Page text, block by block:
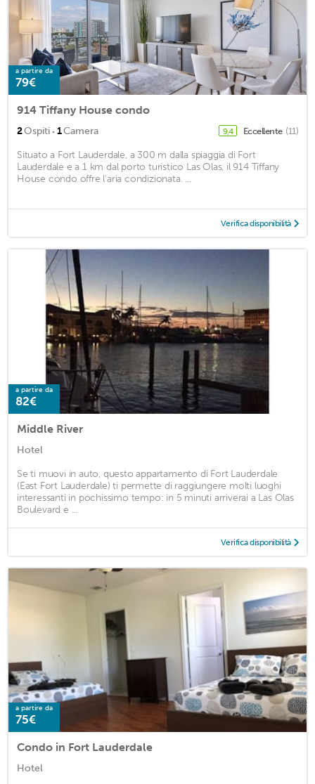
a partire da
79€
914 Tiffany House condo
2Ospiti · 1Camera 9,4 Eccellente (11)
Situato a Fort Lauderdale, a 300 m dalla spiaggia di Fort
Lauderdale e a 1 km dal porto turistico Las Olas, il 914 Tiffany
House condo offre l'aria condizionata. ...
Verifica disponibilità
a partire da
82€
Middle River
Hotel
Se ti muovi in auto, questo appartamento di Fort Lauderdale
(East Fort Lauderdale) ti permette di raggiungere molti luoghi
interessanti in pochissimo tempo: in 5 minuti arriverai a Las Olas
Boulevard e ...
Verifica disponibilità
a partire da
75€
Condo in Fort Lauderdale
Hotel